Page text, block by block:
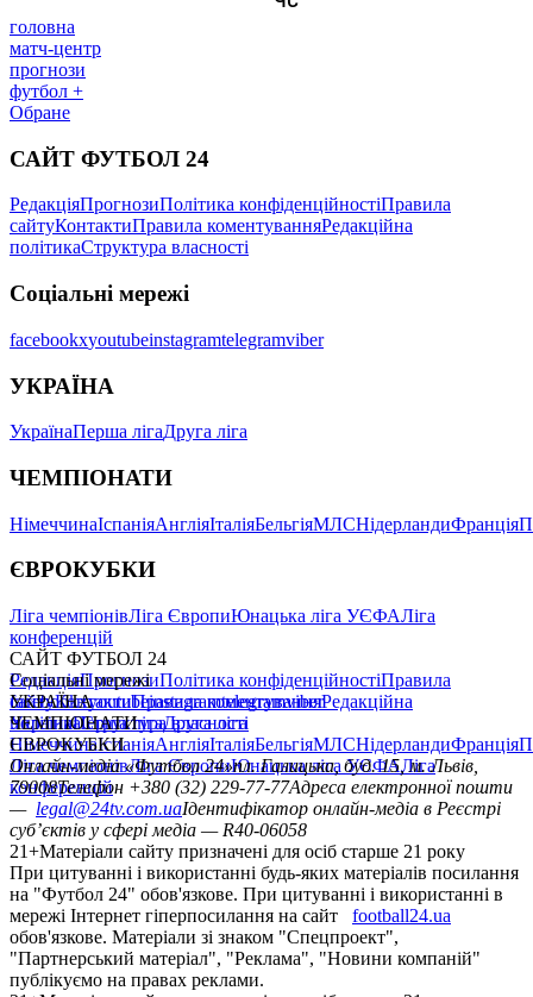
головна
матч-центр
прогнози
футбол +
Обране
САЙТ ФУТБОЛ 24
РедакціяПрогнозиПолітика конфіденційностіПравила
сайтуКонтактиПравила коментуванняРедакційна
політикаСтруктура власності
Соціальні мережі
facebookxyoutubeinstagramtelegramviber
УКРАЇНА
УкраїнаПерша лігаДруга ліга
ЧЕМПІОНАТИ
НімеччинаІспаніяАнгліяІталіяБельгіяМЛСНідерландиФранція
ЄВРОКУБКИ
Ліга чемпіонівЛіга ЄвропиЮнацька ліга УЄФАЛіга
конференцій
САЙТ ФУТБОЛ 24
РедакціяПрогнозиПолітика конфіденційностіПравила
сайтуКонтактиПравила коментуванняРедакційна
політикаСтруктура власності
Соціальні мережі
facebookxyoutubeinstagramtelegramviber
УКРАЇНА
УкраїнаПерша лігаДруга ліга
ЧЕМПІОНАТИ
НімеччинаІспаніяАнгліяІталіяБельгіяМЛСНідерландиФранція
ЄВРОКУБКИ
Ліга чемпіонівЛіга ЄвропиЮнацька ліга УЄФАЛіга
конференцій
Онлайн-медіа «Футбол 24»пл. Галицька, буд. 15, м. Львів,
79008Телефон +380 (32) 229-77-77Адреса електронної пошти
— legal@24tv.com.uaІдентифікатор онлайн-медіа в Реєстрі
суб’єктів у сфері медіа — R40-06058
21+Матеріали сайту призначені для осіб старше 21 року
При цитуванні і використанні будь-яких матеріалів посилання
на "Футбол 24" обов'язкове. При цитуванні і використанні в
мережі Інтернет гіперпосилання на сайт
football24.ua
обов'язкове. Матеріали зі знаком "Спецпроект",
"Партнерський матеріал", "Реклама", "Новини компаній"
публікуємо на правах реклами.